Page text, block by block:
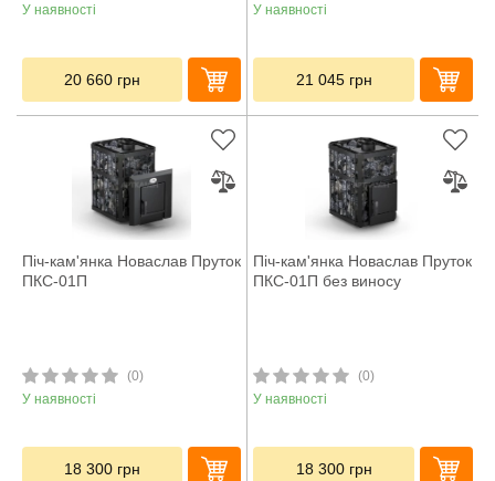
У наявності
20 660 грн
У наявності
21 045 грн
Піч-кам'янка Новаслав Пруток
ПКС-01П
(0)
У наявності
18 300 грн
Піч-кам'янка Новаслав Пруток
ПКС-01П без виносу
(0)
У наявності
18 300 грн